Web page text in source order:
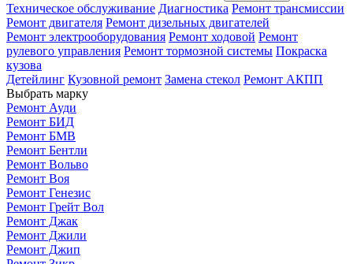
Техническое обслуживание Диагностика Ремонт трансмиссии
Ремонт двигателя Ремонт дизельных двигателей
Ремонт электрооборудования Ремонт ходовой Ремонт
рулевого управления Ремонт тормозной системы Покраска
кузова
Детейлинг Кузовной ремонт Замена стекол Ремонт АКПП
Выбрать марку
Ремонт Ауди
Ремонт БИД
Ремонт БМВ
Ремонт Бентли
Ремонт Вольво
Ремонт Воя
Ремонт Генезис
Ремонт Грейт Вол
Ремонт Джак
Ремонт Джили
Ремонт Джип